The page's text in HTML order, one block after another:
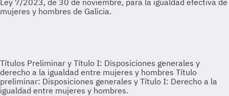
Títulos Preliminar y Título I: Disposiciones generales y
derecho a la igualdad entre mujeres y hombres Título
preliminar: Disposiciones generales y Título I: Derecho a la
igualdad entre mujeres y hombres.